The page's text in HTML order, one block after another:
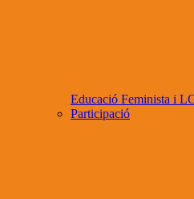
Educació Feminista i
Participació